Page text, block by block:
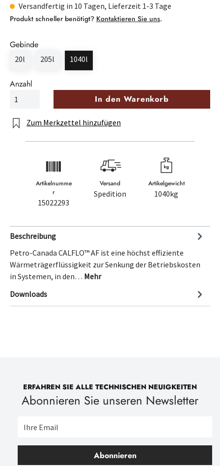
Versandfertig in 10 Tagen, Lieferzeit 1-3 Tage
Produkt schneller benötigt? Kontaktieren Sie uns.
Gebinde
20l 205l 1040l
Anzahl
In den Warenkorb
Zum Merkzettel hinzufügen
Artikelnumme
r
15022293
Versand
Spedition
Artikelgewicht
1040kg
Beschreibung
Petro-Canada CALFLO™ AF ist eine höchst effiziente
Wärmeträgerflüssigkeit zur Senkung der Betriebskosten
in Systemen, in den… Mehr
Downloads
ERFAHREN SIE ALLE TECHNISCHEN NEUIGKEITEN
Abonnieren Sie unseren Newsletter
Abonnieren